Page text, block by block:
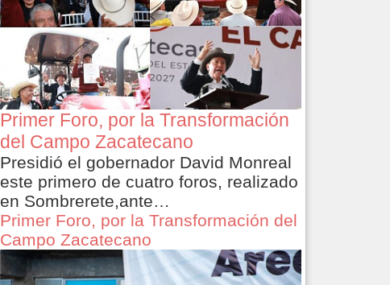
Primer Foro, por la Transformación
del Campo Zacatecano
Presidió el gobernador David Monreal
este primero de cuatro foros, realizado
en Sombrerete,ante…
Primer Foro, por la Transformación del
Campo Zacatecano